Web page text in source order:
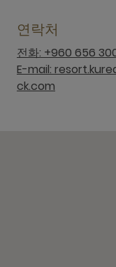
연락처
전화: +960 656
E-mail:
ck.com